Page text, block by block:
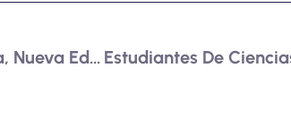
Gamificación En El Área De Ingeniería, Nueva Edición De La Revista Ingenierías USBMed